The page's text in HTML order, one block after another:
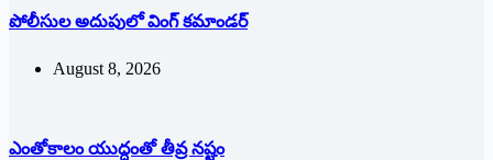
పోలీసుల అదుపులో వింగ్‌ ‌కమాండర్‌
August 8, 2026
ఎంతోకాలం యుద్ధంతో తీవ్ర నష్టం